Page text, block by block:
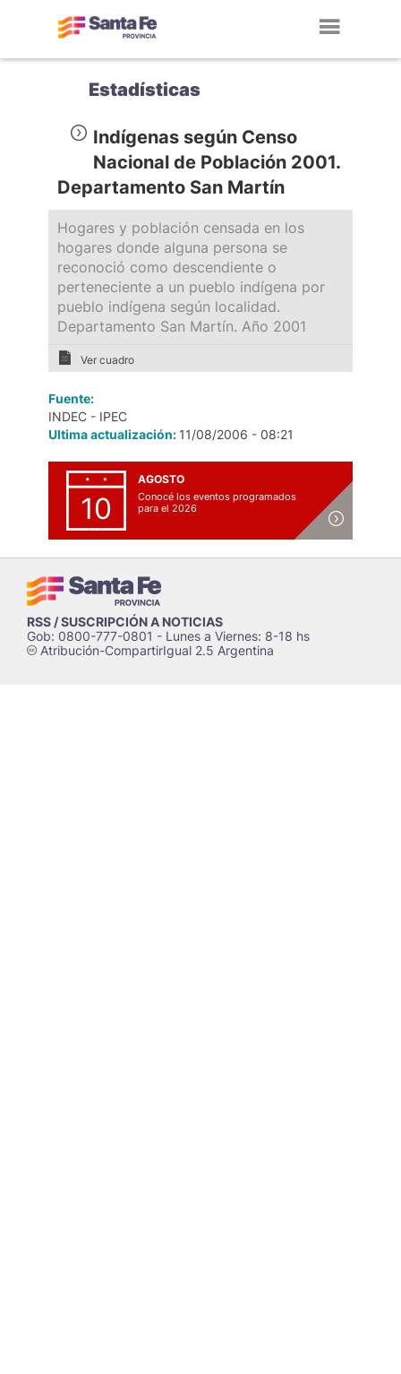
Estadísticas
Indígenas según Censo
Nacional de Población 2001.
Departamento San Martín
Hogares y población censada en los
hogares donde alguna persona se
reconoció como descendiente o
perteneciente a un pueblo indígena por
pueblo indígena según localidad.
Departamento San Martín. Año 2001
Ver cuadro
Fuente:
INDEC - IPEC
Ultima actualización: 11/08/2006 - 08:21
10
AGOSTO
Conocé los eventos programados
para el 2026
RSS / SUSCRIPCIÓN A NOTICIAS
Gob: 0800-777-0801 - Lunes a Viernes: 8-18 hs
cAtribución-CompartirIgual 2.5 Argentina